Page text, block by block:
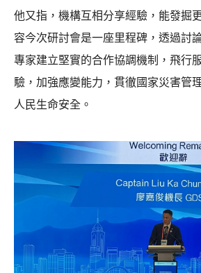
他又指，機構互相分享經驗，能發掘
容今次研討會是一座里程碑，透過討
專家建立堅實的合作協調機制，飛行
驗，加強應變能力，貫徹國家災害管
人民生命安全。